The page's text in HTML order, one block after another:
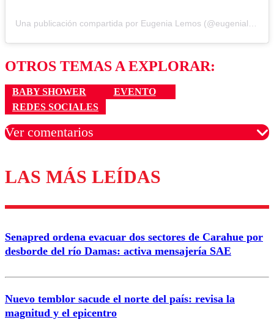
OTROS TEMAS A EXPLORAR:
BABY SHOWER
EVENTO
REDES SOCIALES
Ver comentarios
Los comentarios son moderados para garantizar un
diálogo respetuoso.
Correo
LAS MÁS LEÍDAS
Senapred ordena evacuar dos sectores de Carahue por
desborde del río Damas: activa mensajería SAE
Nuevo temblor sacude el norte del país: revisa la
magnitud y el epicentro